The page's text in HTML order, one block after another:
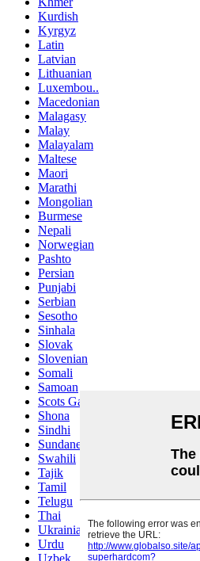
Kurdish
Kyrgyz
Latin
Latvian
Lithuanian
Luxembou..
Macedonian
Malagasy
Malay
Malayalam
Maltese
Maori
Marathi
Mongolian
Burmese
Nepali
Norwegian
Pashto
Persian
Punjabi
Serbian
Sesotho
Sinhala
Slovak
Slovenian
Somali
Samoan
Scots Gaelic
Shona
Sindhi
Sundanese
Swahili
Tajik
Tamil
Telugu
Thai
Ukrainian
Urdu
Uzbek